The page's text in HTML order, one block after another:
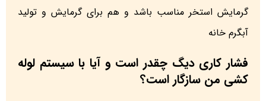
گرمایش استخر مناسب باشد و هم برای گرمایش و تولید
آبگرم خانه
فشار کاری دیگ چقدر است و آیا با سیستم لوله
کشی من سازگار است؟